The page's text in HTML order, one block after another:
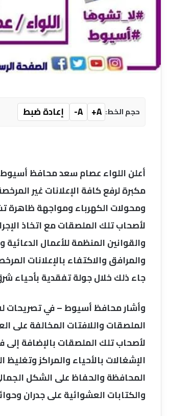
حجم الخط: A+
A- إعادة ضبط
أعلن اللواء عصام سعد محافظ
مكبرة لرفع كافة الإعلانات غير
ومحولات الكهرباء ومواجهة ظاهرة
لأصحاب تلك الملصقات مع اتخاذ
والقوانين المنظمة للأعمال
والمرافق والاكتفاء بالإعلانات
جاء ذلك خلال جولة تفقدية بأحياء
وأشار محافظ أسيوط – في تصريحات له
الملصقات واللافتات المخالفة على
لأصحاب تلك الملصقات بالإضافة
الإشغالات بالأحياء والمراكز
المحافظة والحفاظ على الشكل
والكتابات العشوائية على جدران